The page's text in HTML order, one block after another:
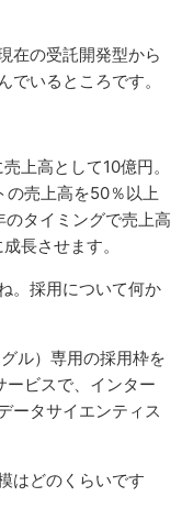
在の受託開発型から
いるところです。
上高として10億円。
の売上高を50％以上
タイミングで売上高
長させます。
。採用について何か
ル）専用の採用枠を
ビスで、インター
ータサイエンティス
はどのくらいです